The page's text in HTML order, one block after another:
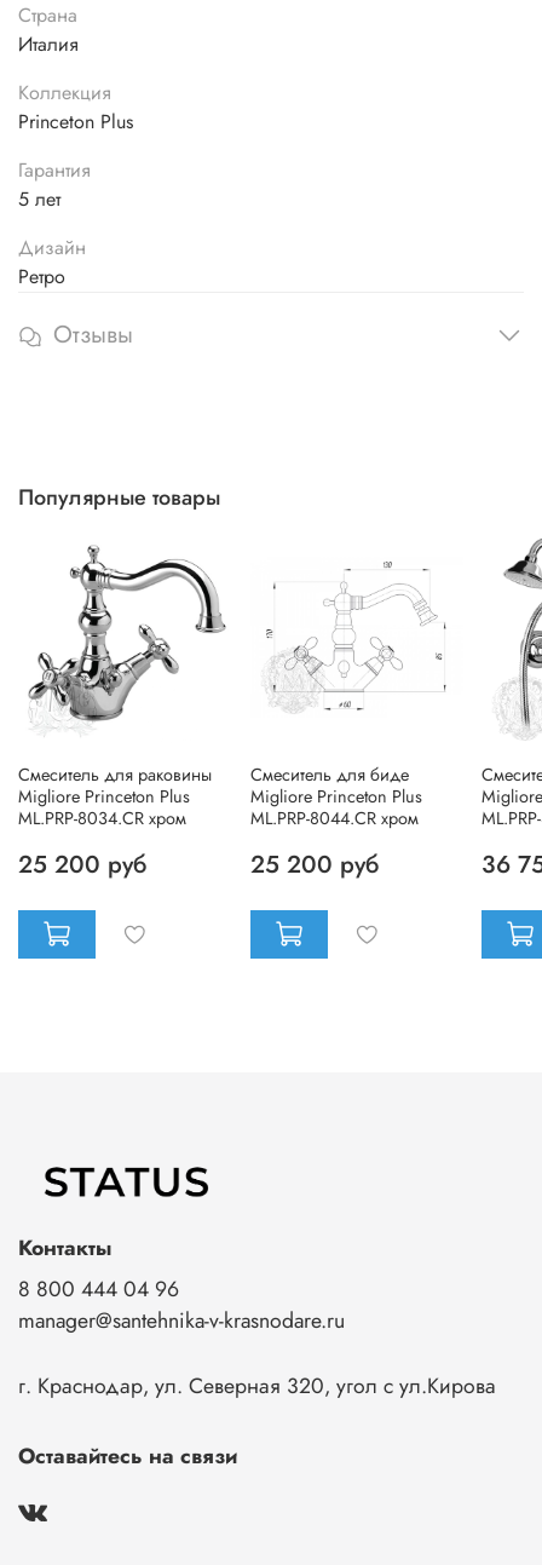
Страна
Италия
Коллекция
Princeton Plus
Гарантия
5 лет
Дизайн
Ретро
Отзывы
Популярные товары
Смеситель для раковины
Migliore Princeton Plus
ML.PRP-8034.CR хром
25 200 руб
Смеситель для биде
Migliore Princeton Plus
ML.PRP-8044.CR хром
25 200 руб 36
Контакты
8 800 444 04 96
manager@santehnika-v-krasnodare.ru
г. Краснодар, ул. Северная 320, угол с ул.Кирова
Оставайтесь на связи